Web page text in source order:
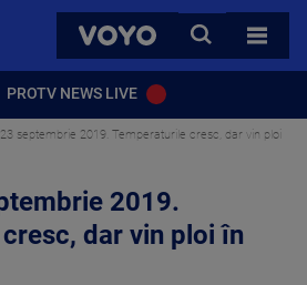
VOYO
CAUTA
TOATE
PROTV NEWS LIVE
septembrie 2019. Temperaturile cresc, dar vin ploi
2019.
dar vin ploi în